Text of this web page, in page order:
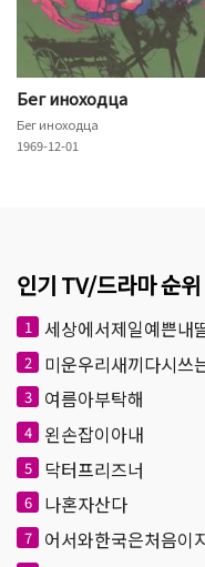
Бег иноходца
Бег иноходца
1969-12-01
인기 TV/드라마 순위
1 세상에서제일예쁜내
2 미운우리새끼다시쓰
3 여름아부탁해
4 왼손잡이아내
5 닥터프리즈너
6 나혼자산다
7 어서와한국은처음이